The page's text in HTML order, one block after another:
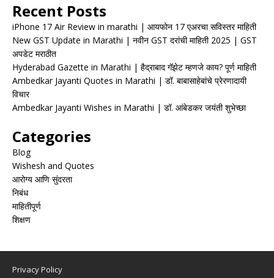
Recent Posts
iPhone 17 Air Review in marathi | आयफोन 17 एअरचा सविस्तर माहिती
New GST Update in Marathi | नवीन GST दरांची माहिती 2025 | GST
अपडेट मराठीत
Hyderabad Gazette in Marathi | हैद्राबाद गॅझेट म्हणजे काय? पूर्ण माहिती
Ambedkar Jayanti Quotes in Marathi | डॉ. बाबासाहेबांचे प्रेरणादायी
विचार
Ambedkar Jayanti Wishes in Marathi | डॉ. आंबेडकर जयंती शुभेच्छा
Categories
Blog
Wishesh and Quotes
आरोग्य आणि सुंदरता
निबंध
माहितीपूर्ण
शिक्षण
Privacy Policy